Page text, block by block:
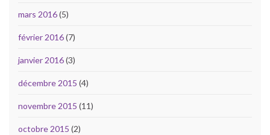
mars 2016(5)
février 2016(7)
janvier 2016(3)
décembre 2015 (4)
novembre 2015 (11)
octobre 2015 (2)